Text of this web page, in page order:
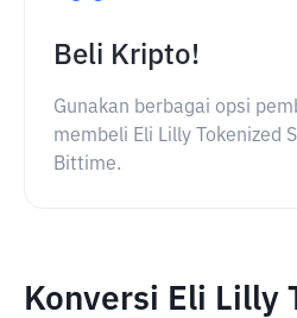
Beli Kripto!
Gunakan berbagai opsi
membeli Eli Lilly Tokenized
Bittime.
Konversi Eli Lilly